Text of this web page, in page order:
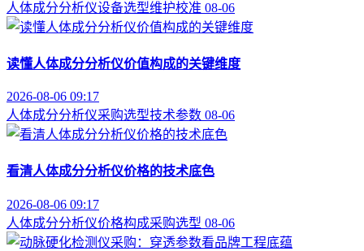
人体成分分析仪设备选型维护校准 08-06
读懂人体成分分析仪价值构成的关键维度
2026-08-06 09:17
人体成分分析仪采购选型技术参数 08-06
看清人体成分分析仪价格的技术底色
2026-08-06 09:17
人体成分分析仪价格构成采购选型 08-06